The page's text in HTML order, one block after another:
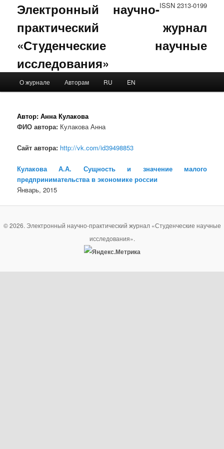
ISSN 2313-0199
Электронный научно-
практический журнал
«Студенческие научные
исследования»
Skip to primary content
Skip to secondary content
О журнале Авторам RU EN
Автор: Анна Кулакова
ФИО автора: Кулакова Анна
Сайт автора: http://vk.com/id39498853
Кулакова А.А. Сущность и значение малого
предпринимательства в экономике россии
Январь, 2015
© 2026. Электронный научно-практический журнал «Студенческие научные
исследования».